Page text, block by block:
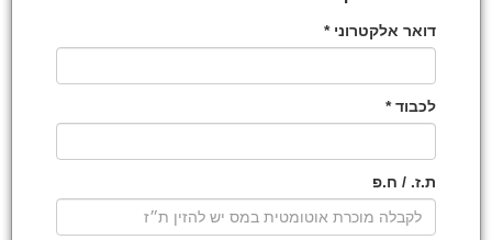
דואר אלקטרוני *
לכבוד *
ת.ז. / ח.פ